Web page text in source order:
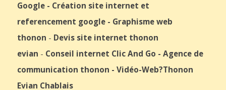
Google - Création site internet et
referencement google - Graphisme web
thonon - Devis site internet thonon
evian - Conseil internet Clic And Go - Agence de
communication thonon - Vidéo-Web?Thonon
Evian Chablais